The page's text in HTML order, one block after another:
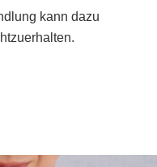
kann dazu